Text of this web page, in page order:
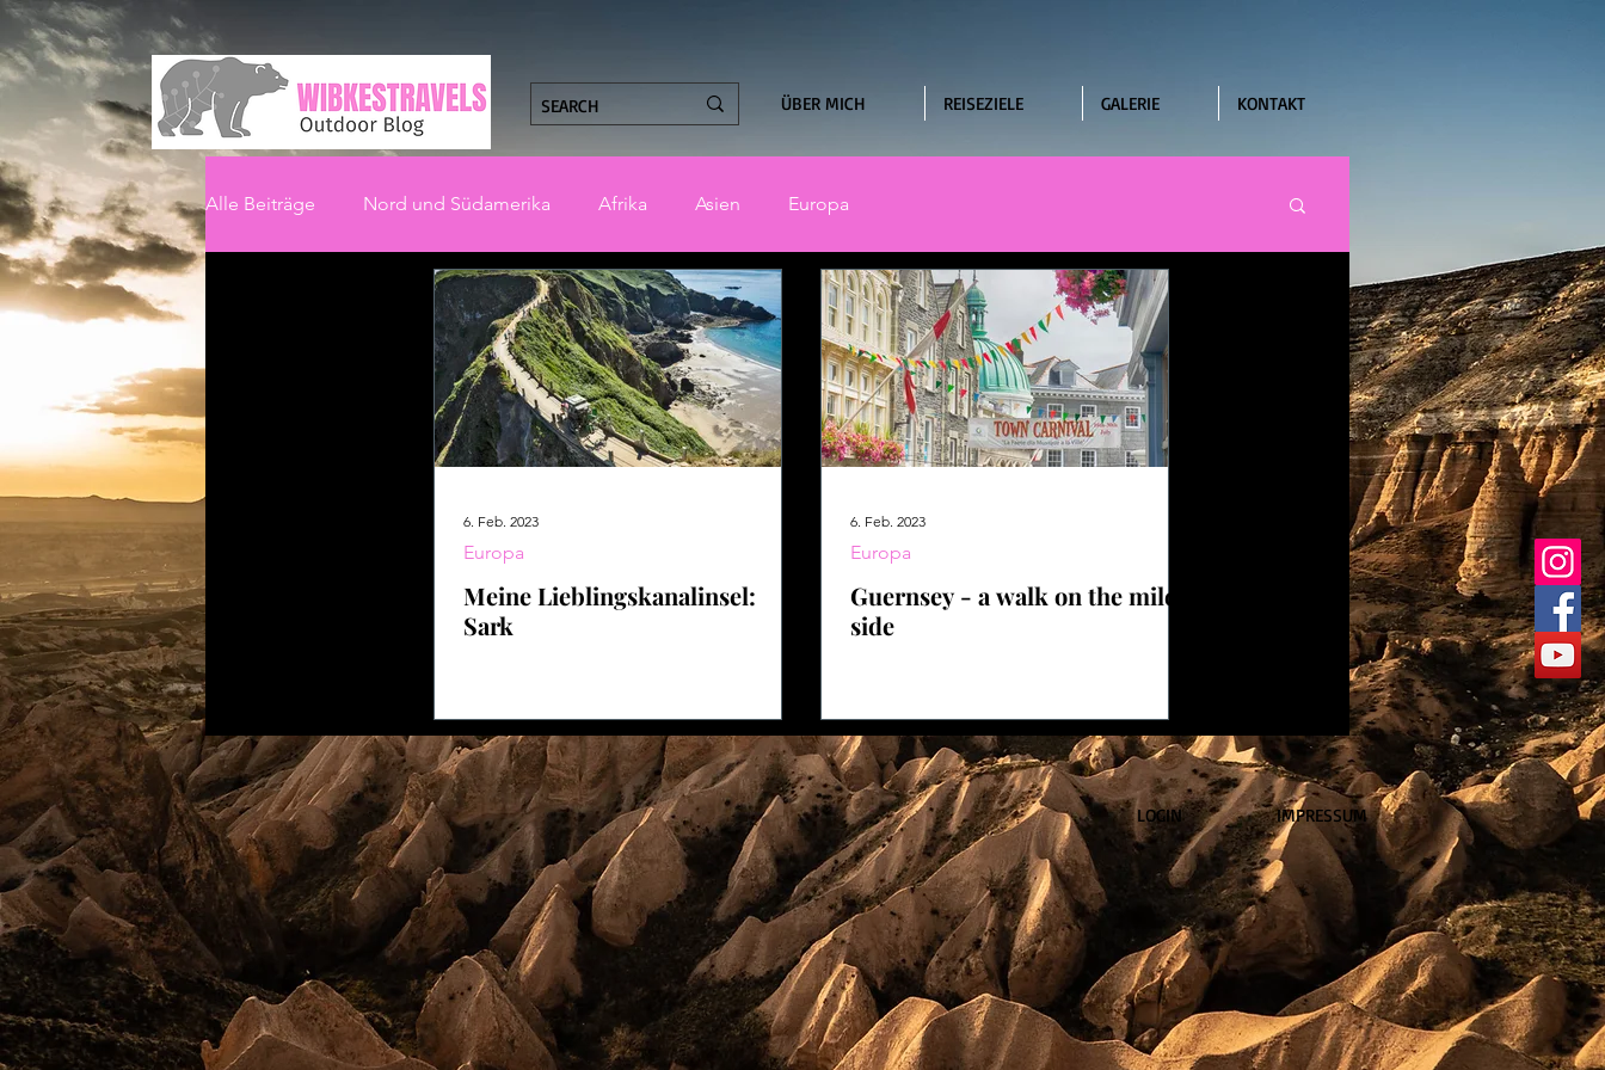
ÜBER MICH REISEZIELE GALERIE KONTAKT
Alle Beiträge Nord und Südamerika Afrika Asien Europa
6. Feb. 2023
Europa
Meine Lieblingskanalinsel:
Sark
6. Feb. 2023
Europa
Guernsey - a walk on the mild
side
LOGIN IMPRESSUM